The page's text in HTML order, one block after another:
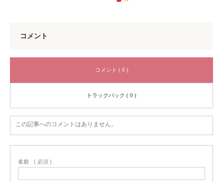
コメント
コメント ( 0 )
トラックバック ( 0 )
この記事へのコメントはありません。
名前 ( 必須 )